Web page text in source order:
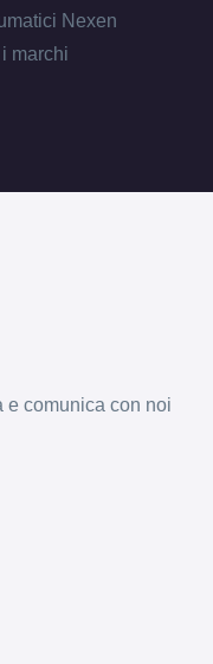
Nexen
marchi
e comunica con noi